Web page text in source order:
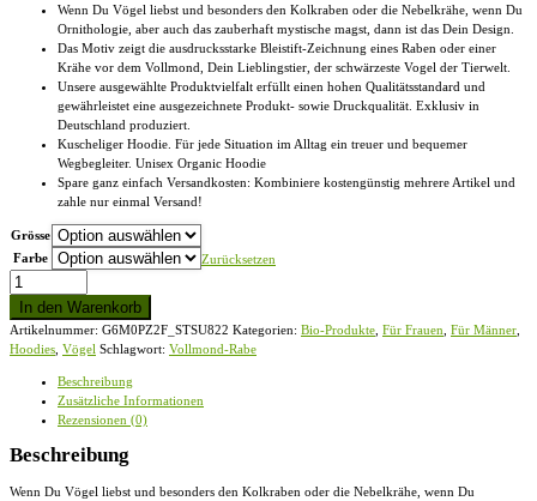
Wenn Du Vögel liebst und besonders den Kolkraben oder die Nebelkrähe, wenn Du
Ornithologie, aber auch das zauberhaft mystische magst, dann ist das Dein Design.
Das Motiv zeigt die ausdrucksstarke Bleistift-Zeichnung eines Raben oder einer
Krähe vor dem Vollmond, Dein Lieblingstier, der schwärzeste Vogel der Tierwelt.
Unsere ausgewählte Produktvielfalt erfüllt einen hohen Qualitätsstandard und
gewährleistet eine ausgezeichnete Produkt- sowie Druckqualität. Exklusiv in
Deutschland produziert.
Kuscheliger Hoodie. Für jede Situation im Alltag ein treuer und bequemer
Wegbegleiter. Unisex Organic Hoodie
Spare ganz einfach Versandkosten: Kombiniere kostengünstig mehrere Artikel und
zahle nur einmal Versand!
Grösse
Farbe
Zurücksetzen
Vollmond-
Rabe
-
Unisex
Organic
In den Warenkorb
Artikelnummer: G6M0PZ2F_STSU822 Kategorien: Bio-Produkte Für Frauen Für Männer
Hoodies Vögel Schlagwort: Vollmond-Rabe
Beschreibung
Zusätzliche Informationen
Rezensionen (0)
Beschreibung
Wenn Du Vögel liebst und besonders den Kolkraben oder die Nebelkrähe, wenn Du